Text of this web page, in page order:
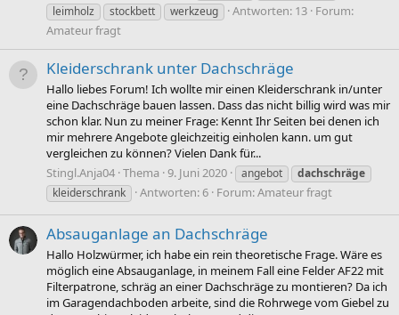
leimholz
stockbett werkzeug Antworten: 13 Forum:
Amateur fragt
Kleiderschrank unter Dachschräge
Hallo liebes Forum! Ich wollte mir einen Kleiderschrank in/unter
eine Dachschräge bauen lassen. Dass das nicht billig wird was mir
schon klar. Nun zu meiner Frage: Kennt Ihr Seiten bei denen ich
mir mehrere Angebote gleichzeitig einholen kann. um gut
vergleichen zu können? Vielen Dank für...
Stingl.Anja04 Thema 9. Juni 2020 angebot
dachschräge
kleiderschrank
Antworten: 6 Forum:Amateur fragt
Absauganlage an Dachschräge
Hallo Holzwürmer, ich habe ein rein theoretische Frage. Wäre es
möglich eine Absauganlage, in meinem Fall eine Felder AF22 mit
Filterpatrone, schräg an einer Dachschräge zu montieren? Da ich
im Garagendachboden arbeite, sind die Rohrwege vom Giebel zu